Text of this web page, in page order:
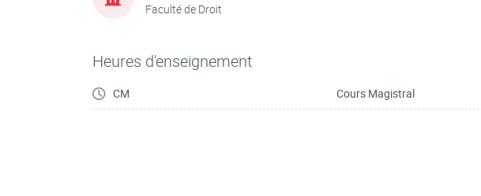
Faculté de Droit
Heures d'enseignement
CM Cours Magistral